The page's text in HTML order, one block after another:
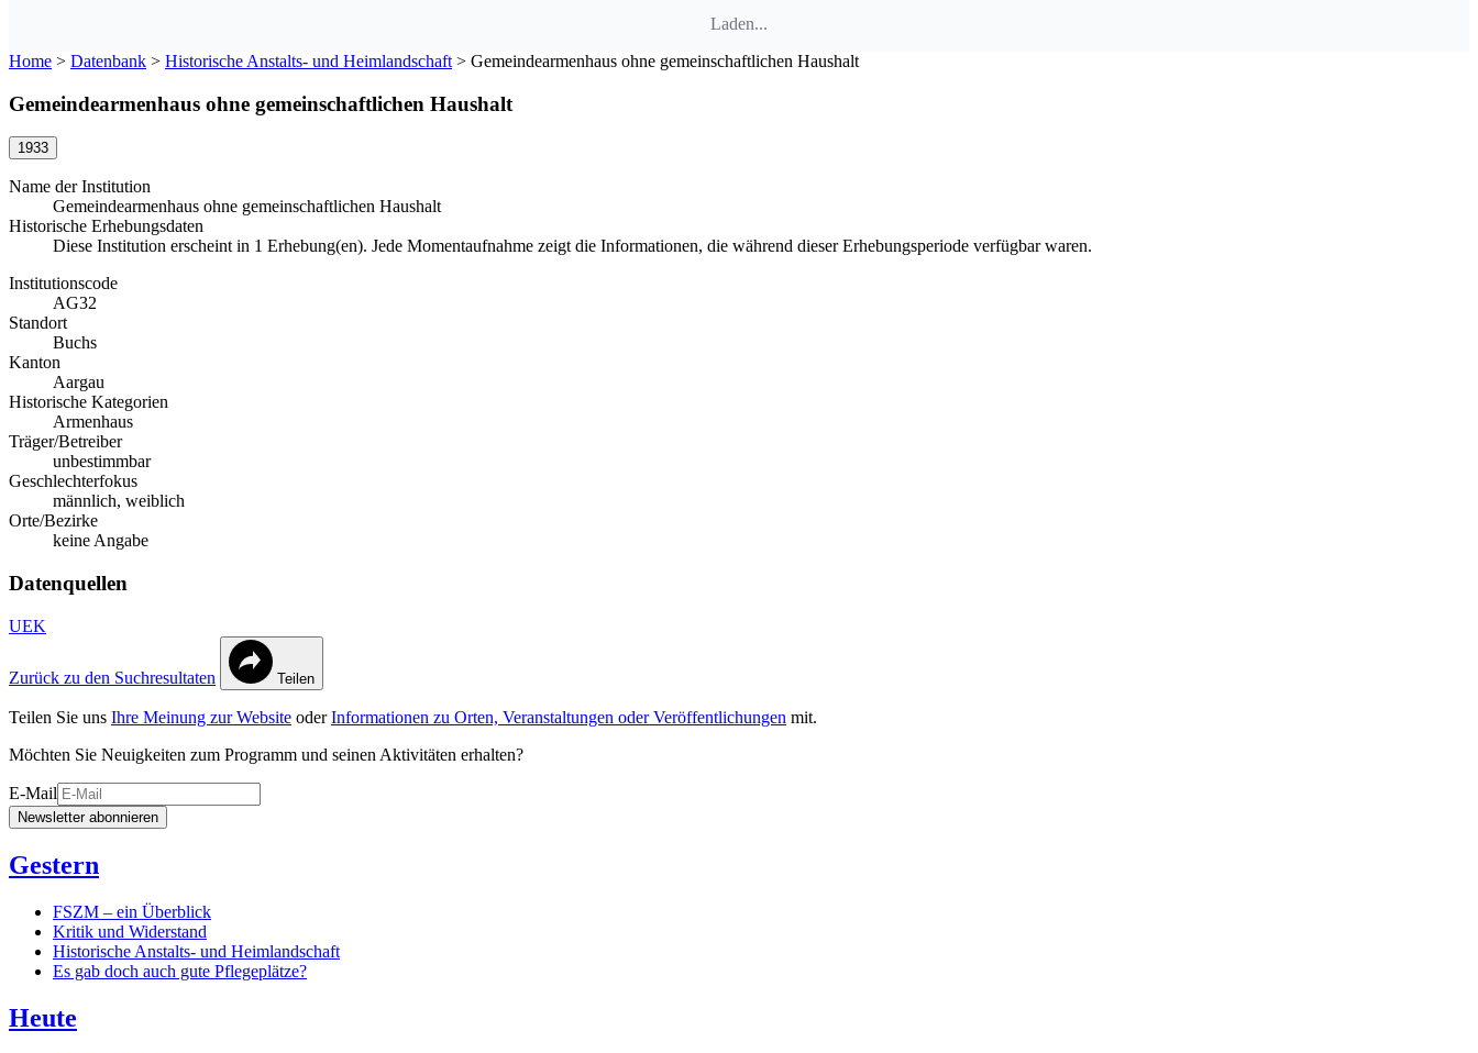
Laden...
Home > Datenbank > Historische Anstalts- und Heimlandschaft > Gemeindearmenhaus ohne gemeinschaftlichen Haushalt
Gemeindearmenhaus ohne gemeinschaftlichen Haushalt
1933
Name der Institution
Gemeindearmenhaus ohne gemeinschaftlichen Haushalt
Historische Erhebungsdaten
Diese Institution erscheint in 1 Erhebung(en). Jede Momentaufnahme zeigt die Informationen, die während dieser Erhebungsperiode verfügbar waren.
Institutionscode
AG32
Standort
Buchs
Kanton
Aargau
Historische Kategorien
Armenhaus
Träger/Betreiber
unbestimmbar
Geschlechterfokus
männlich, weiblich
Orte/Bezirke
keine Angabe
Datenquellen
UEK
Zurück zu den Suchresultaten Teilen
Teilen Sie uns Ihre Meinung zur Website oderInformationen zu Orten, Veranstaltungen oder Veröffentlichungen mit.
Möchten Sie Neuigkeiten zum Programm und seinen Aktivitäten erhalten?
E-Mail
Newsletter abonnieren
Gestern
FSZM – ein Überblick
Kritik und Widerstand
Historische Anstalts- und Heimlandschaft
Es gab doch auch gute Pflegeplätze?
Heute